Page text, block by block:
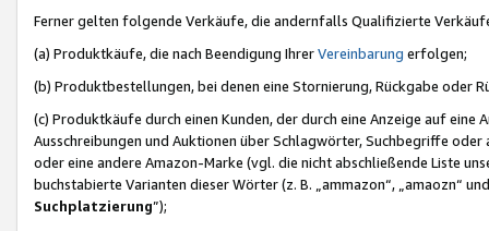
Ferner gelten folgende Verkäufe, die andernfalls Qualifizierte
(a) Produktkäufe, die nach Beendigung IhrerVereinbarung erfolgen;
(b) Produktbestellungen, bei denen eine Stornierung, Rückgabe oder
(c) Produktkäufe durch einen Kunden, der durch eine Anzeige auf
Ausschreibungen und Auktionen über Schlagwörter, Suchbegriffe
oder eine andere Amazon-Marke (vgl. die nicht abschließende Liste
buchstabierte Varianten dieser Wörter (z. B. „ammazon“, „amaozn“
Suchplatzierung”);